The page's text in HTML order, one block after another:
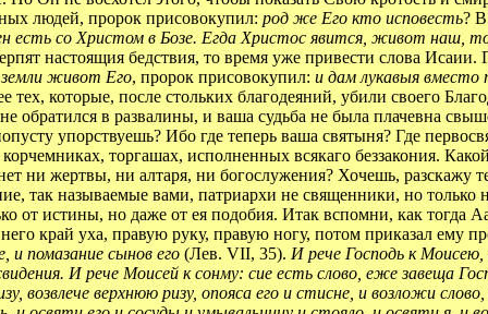
людей, пророк присовокупил: род же Его кто исповесть? В
есть со Христом в Бозе. Егда Христос явится, живот наш,
настоящия бедствия, то время уже привести слова
земли живот Его, пророк присовокупил: и дам лукавыя вместо
тех, которые, после стольких благодеяний, убили своего
обратился в развалины, и ваша судьба не была плачевна
упорствуешь? Ибо где теперь ваша святыня? Где
торгашах, исполненных всякаго беззакония.
ни жертвы, ни алтаря, ни богослужения? Хочешь, разскажу
так называемые вами, патриархи не священники, но
от истины, но даже от ея подобия. Итак вспомни, как тогда
край уха, правую руку, правую ногу, потом приказал
и помазание сынов его (Лев. VII, 35). И рече Господь к Моисею,
И рече Моисей к сонму: сие есть слово, еже завеща
возвлече верхнюю ризу, опояса его и стисне, и возложи